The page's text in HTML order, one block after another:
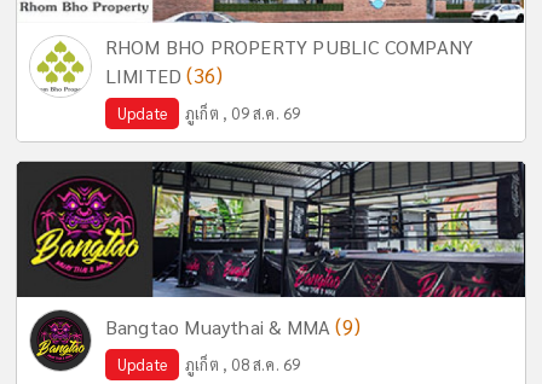
RHOM BHO PROPERTY PUBLIC COMPANY
LIMITED(36)
Update ภูเก็ต , 09 ส.ค. 69
Bangtao Muaythai & MMA(9)
Update ภูเก็ต , 08 ส.ค. 69